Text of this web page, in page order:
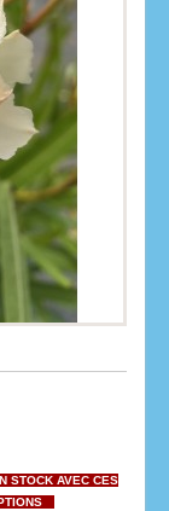
STOCK AVEC CES